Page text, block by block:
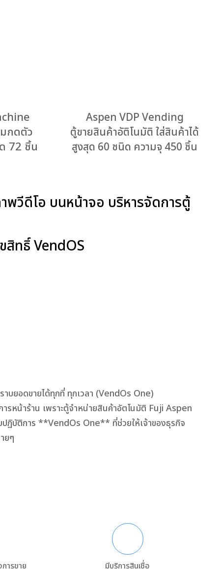
กดตัว
72 ชิ้น
Aspen VDP Vending
ตู้ขายสินค้าอัติโนมัติ ใส่สินค้าได้
สูงสุด 60 ชนิด ความจุ 450 ชิ้น
วีดีโอ บนหน้าจอ บริหารจัดการตู้
ทธิ์ VendOS
าบยอดขายได้ทุกที่ ทุกเวลา (VendOs One)
รหน้าร้าน เพราะตู้จำหน่ายสินค้าอัตโนมัติ Fuji Aspen
ปฏิบัติการ **VendOs One** ที่ช่วยให้เจ้าของธุรกิจ
ยๆ
ารขาย มีบริการสินเชื่อ